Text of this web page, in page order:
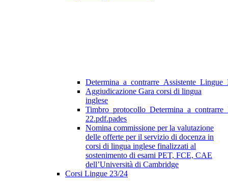
Aggiudicazione Gara corsi di lingua
inglese
22.pdf.pades
Nomina commissione per la valutazione
delle offerte per il servizio di docenza in
corsi di lingua inglese finalizzati al
sostenimento di esami PET, FCE, CAE
dell’Università di Cambridge
Corsi Lingue 23/24